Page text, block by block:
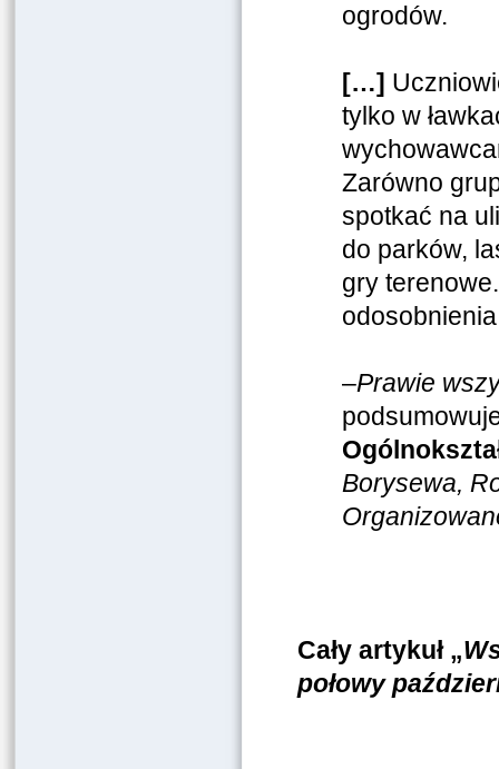
ogrodów.
[…]
tylko w
Zarówno
spotkać na
do parków,
gry
–Prawie
Borysewa,
Cały artykuł „
połowy